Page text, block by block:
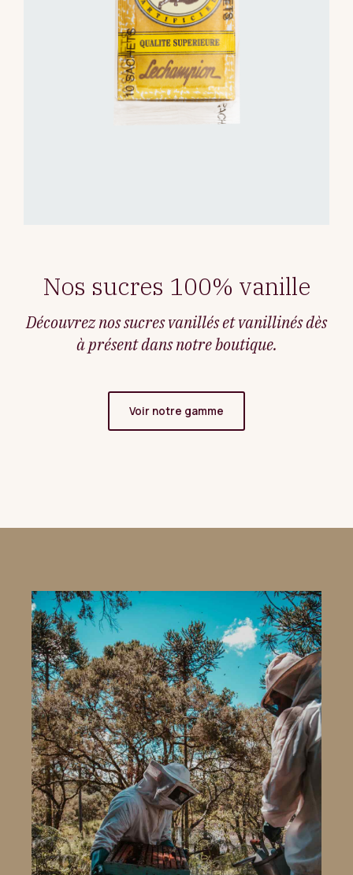
Nos sucres 100% vanille
Découvrez nos sucres vanillés et vanillinés dès
à présent dans notre boutique.
Voir notre gamme